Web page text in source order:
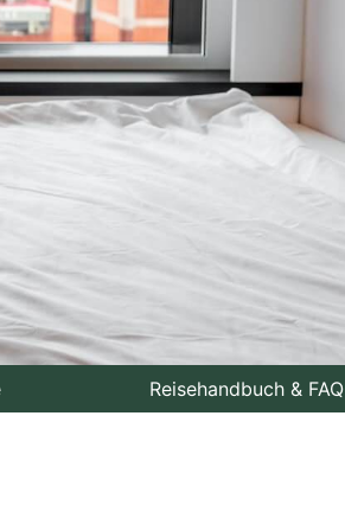
Reisehandbuch & FAQ